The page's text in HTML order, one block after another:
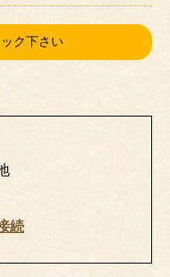
ク下さい
地
続